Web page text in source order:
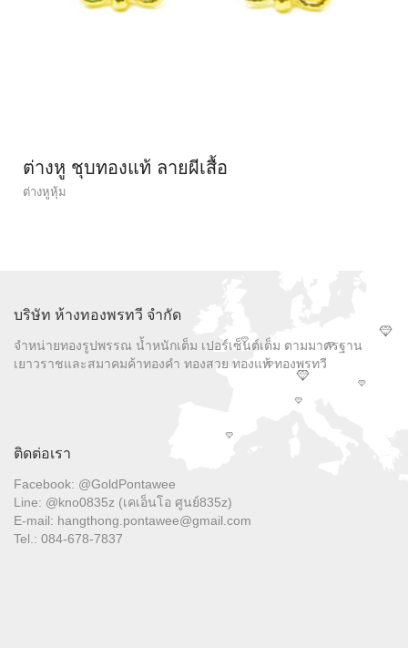
ต่างหู ชุบทองแท้ ลายผีเสื้อ
ต่างหูหุ้ม
บริษัท ห้างทองพรทวี จำกัด
จำหน่ายทองรูปพรรณ น้ำหนักเต็ม เปอร์เซ็นต์เต็ม ตามมาตรฐาน
เยาวราชและสมาคมค้าทองคำ ทองสวย ทองแท้ ทองพรทวี
ติดต่อเรา
Facebook: @GoldPontawee
Line: @kno0835z (เคเอ็นโอ ศูนย์835z)
E-mail: hangthong.pontawee@gmail.com
Tel.: 084-678-7837